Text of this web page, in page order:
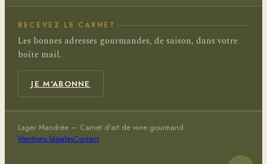
RECEVEZ LE CARNET
Les bonnes adresses gourmandes, de saison, dans votre
boîte mail.
JE M'ABONNE
Lager Mandrée — Carnet d'art de vivre gourmand.
Mentions légalesContact